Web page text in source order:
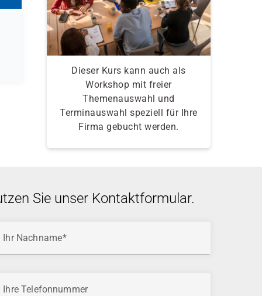
Dieser Kurs kann auch als
Workshop mit freier
Themenauswahl und
Terminauswahl speziell für Ihre
Firma gebucht werden.
Sie unser Kontaktformular.
Ihr Nachname
Ihre Telefonnummer